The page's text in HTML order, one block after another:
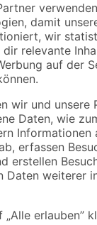
Angebote und